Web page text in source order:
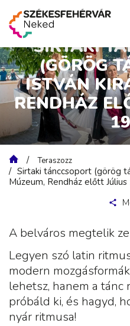
SIRTAKI
(GÖRÖG
ISTVÁN
RENDHÁZ
Teraszozz
Sirtaki tánccsoport (görög
Múzeum, Rendház előtt
A belváros megtelik
Legyen szó latin
modern
lehetsz, hanem a tánc
próbáld ki, és hagyd,
nyár ritmusa!